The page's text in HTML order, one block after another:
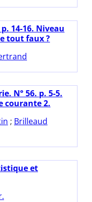
14-16. Niveau
tout faux ?
N° 56. p. 5-5.
courante 2.
; Brilleaud
et